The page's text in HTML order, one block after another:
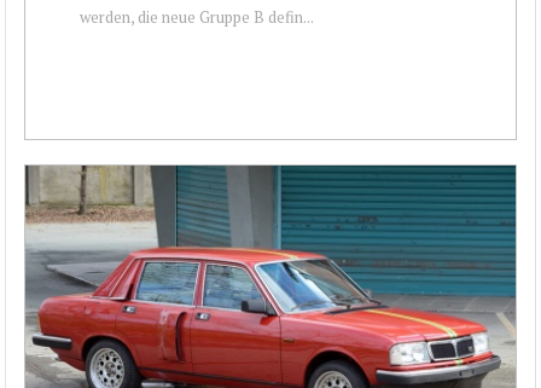
werden, die neue Gruppe B defin...